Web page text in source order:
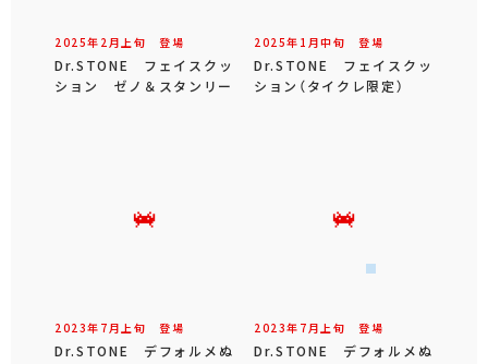
2025年 2 月 上旬 登場
Dr.STONE フェイスクッ
ション ゼノ＆スタンリー
2025年 1 月中旬 登場
Dr.STONE フェイスクッ
ション（タイクレ限定）
2023年 7 月 上旬 登場
Dr.STONE デフォルメぬ
2023年 7 月 上旬 登場
Dr.STONE デフォルメぬ